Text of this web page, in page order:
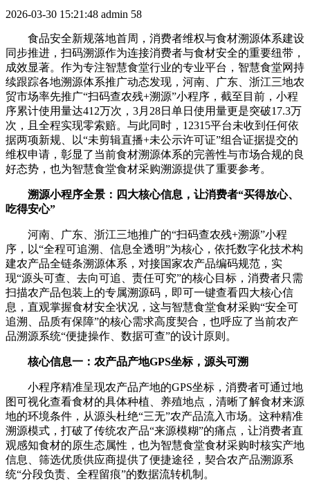
2026-03-30 15:21:48 admin 58
食品安全新规落地首周，消费者维权与食材溯源体系建设
同步推进，扫码溯源作为连接消费者与食材安全的重要纽带，
成效显著。作为专注智慧食堂行业的专业平台，智慧食堂网持
续跟踪各地溯源体系推广动态发现，河南、广东、浙江三地农
贸市场率先推广“扫码查农残+溯源”小程序，截至目前，小程
序累计使用量达412万次，3月28日单日使用量更是突破17.3万
次，且全程实现零索赔。与此同时，12315平台未收到任何依
据两项新规、以“未剪辑直播+未公示许可证”组合证据提交的
维权申请，彰显了当前食材溯源体系的完善性与市场合规的良
好态势，也为智慧食堂食材采购溯源提供了重要参考。
溯源小程序全景：四大核心信息，让消费者“买得放心、
吃得安心”
河南、广东、浙江三地推广的“扫码查农残+溯源”小程
序，以“全程可追溯、信息全透明”为核心，依托数字化技术构
建农产品全链条溯源体系，对接国家农产品编码规范，实
现“源头可查、去向可追、责任可究”的核心目标，消费者只需
扫描农产品包装上的专属溯源码，即可一键查看四大核心信
息，直观掌握食材安全状况，这与智慧食堂食材采购“安全可
追溯、品质有保障”的核心需求高度契合，也呼应了当前农产
品溯源系统“便捷操作、数据可查”的设计原则。
核心信息一：农产品产地GPS坐标，源头可溯
小程序精准呈现农产品产地的GPS坐标，消费者可通过地
图可视化查看食材的具体种植、养殖地点，清晰了解食材来源
地的环境条件，从源头杜绝“三无”农产品流入市场。这种精准
溯源模式，打破了传统农产品“来源模糊”的痛点，让消费者直
观感知食材的原生态属性，也为智慧食堂食材采购时核实产地
信息、筛选优质供应商提供了便捷途径，契合农产品溯源系
统“分段负责、全程留痕”的数据流转机制。